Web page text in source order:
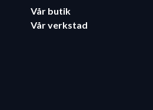
Vår butik
Vår verkstad